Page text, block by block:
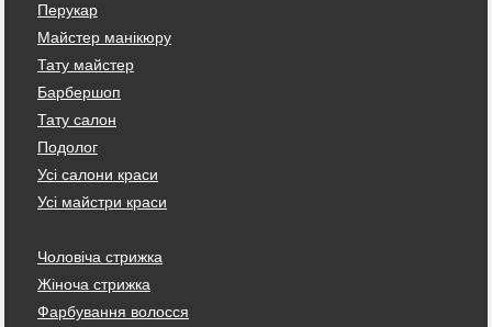
Перукар
Майстер манікюру
Тату майстер
Барбершоп
Тату салон
Подолог
Усі салони краси
Усі майстри краси
Чоловіча стрижка
Жіноча стрижка
Фарбування волосся